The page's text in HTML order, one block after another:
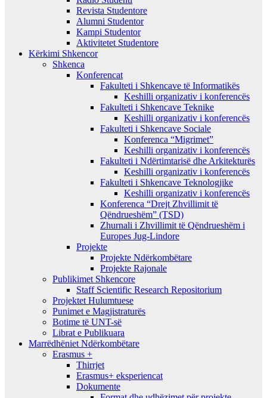
Revista Studentore
Alumni Studentor
Kampi Studentor
Aktivitetet Studentore
Kërkimi Shkencor
Shkenca
Konferencat
Fakulteti i Shkencave të Informatikës
Keshilli organizativ i konferencës
Fakulteti i Shkencave Teknike
Keshilli organizativ i konferencës
Fakulteti i Shkencave Sociale
Konferenca “Migrimet”
Keshilli organizativ i konferencës
Fakulteti i Ndërtimtarisë dhe Arkitekturës
Keshilli organizativ i konferencës
Fakulteti i Shkencave Teknologjike
Keshilli organizativ i konferencës
Konferenca “Drejt Zhvillimit të
Qëndrueshëm” (TSD)
Zhurnali i Zhvillimit të Qëndrueshëm i
Europes Jug-Lindore
Projekte
Projekte Ndërkombëtare
Projekte Rajonale
Publikimet Shkencore
Staff Scientific Research Repositorium
Projektet Hulumtuese
Punimet e Magjistraturës
Botime të UNT-së
Librat e Publikuara
Marrëdhëniet Ndërkombëtare
Erasmus +
Thirrjet
Erasmus+ eksperiencat
Dokumente